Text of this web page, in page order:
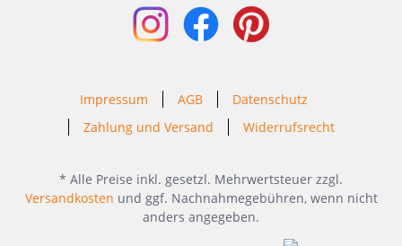
Impressum AGB
Datenschutz
Zahlung und Versand
Widerrufsrecht
* Alle Preise inkl. gesetzl. Mehrwertsteuer zzgl.
Versandkosten und ggf. Nachnahmegebühren, wenn nicht
anders angegeben.